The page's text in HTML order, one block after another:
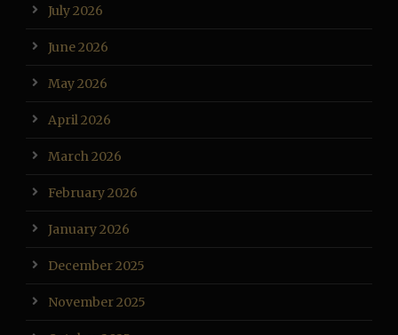
July 2026
June 2026
May 2026
April 2026
March 2026
February 2026
January 2026
December 2025
November 2025